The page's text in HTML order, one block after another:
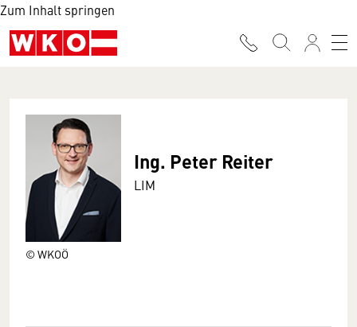
Zum Inhalt springen
© WKOÖ
Ing. Peter Reiter
LIM